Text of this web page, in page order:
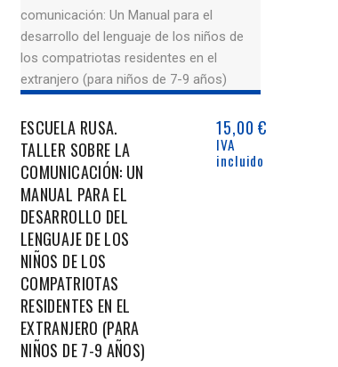
ESCUELA RUSA.
TALLER SOBRE LA
COMUNICACIÓN: UN
MANUAL PARA EL
DESARROLLO DEL
LENGUAJE DE LOS
NIÑOS DE LOS
COMPATRIOTAS
RESIDENTES EN EL
EXTRANJERO (PARA
NIÑOS DE 7-9 AÑOS)
15,00€
IVA
incluido